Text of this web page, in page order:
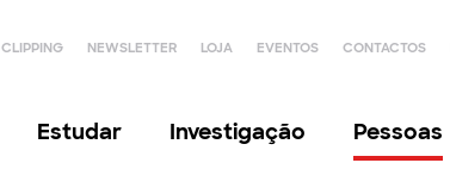
CLIPPING NEWSLETTER LOJA EVENTOS CONTACTOS
Estudar Investigação Pessoas